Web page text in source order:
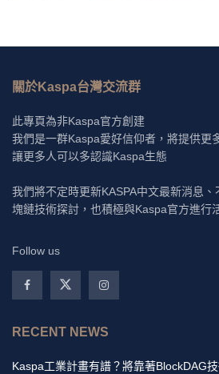
關於Kaspa台灣交流群
此專頁為非Kaspa官方創建
我們是一群Kaspa愛好信仰者，將提供更
讓更多人可以多認識Kaspa生態
我們將不定時更新KASPA中文最新消息
塊鏈技術探討，也積極與Kaspa官方進行
Follow us
RECENT NEWS
Kaspa工業計畫有譜？將靠著BlockDAG